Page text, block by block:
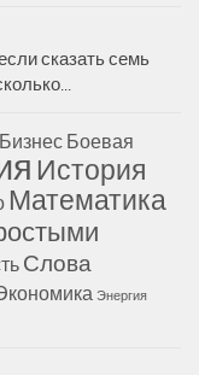
сказать семь
Бизнес Боевая
История
Математика
Слова
Энергия